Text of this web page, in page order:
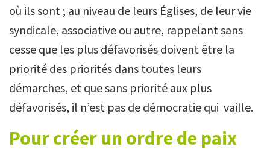
où ils sont ; au niveau de leurs Églises, de leur vie
syndicale, associative ou autre, rappelant sans
cesse que les plus défavorisés doivent être la
priorité des priorités dans toutes leurs
démarches, et que sans priorité aux plus
défavorisés, il n’est pas de démocratie qui vaille.
Pour créer un ordre de paix